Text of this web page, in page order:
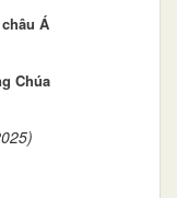
Á
Chúa